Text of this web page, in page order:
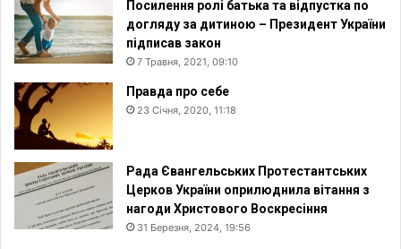
Посилення ролі батька та відпустка по
догляду за дитиною – Президент України
підписав закон
7 Травня, 2021, 09:10
Правда про себе
23 Січня, 2020, 11:18
Рада Євангельських Протестантських
Церков України оприлюднила вітання з
нагоди Христового Воскресіння
31 Березня, 2024, 19:56